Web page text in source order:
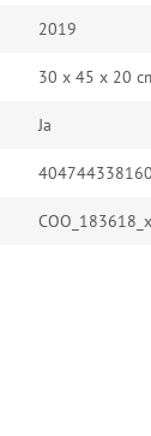
2019
30 x 45 x 20
Ja